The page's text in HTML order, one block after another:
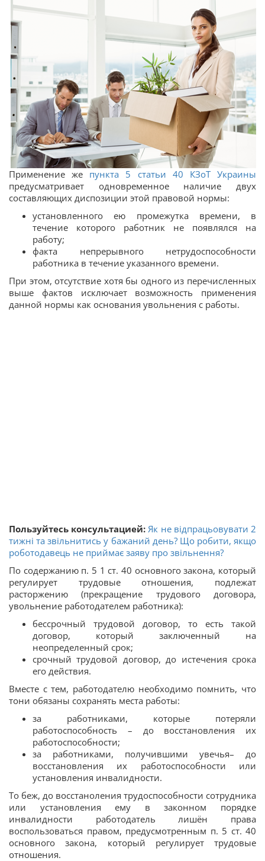
Применение же пункта 5 статьи 40 КЗоТ Украины
предусматривает одновременное наличие двух
составляющих диспозиции этой правовой нормы:
установленного ею промежутка времени, в
течение которого работник не появлялся на
работу;
факта непрерывного нетрудоспособности
работника в течение указанного времени.
При этом, отсутствие хотя бы одного из перечисленных
выше фактов исключает возможность применения
данной нормы как основания увольнения с работы.
Пользуйтесь консультацией: Як не відпрацьовувати 2
тижні та звільнитись у бажаний день? Що робити, якщо
роботодавець не приймає заяву про звільнення?
По содержанию п. 5 1 ст. 40 основного закона, который
регулирует трудовые отношения, подлежат
расторжению (прекращение трудового договора,
увольнение работодателем работника):
бессрочный трудовой договор, то есть такой
договор, который заключенный на
неопределенный срок;
срочный трудовой договор, до истечения срока
его действия.
Вместе с тем, работодателю необходимо помнить, что
тони обязаны сохранять места работы:
за работниками, которые потеряли
работоспособность – до восстановления их
работоспособности;
за работниками, получившими увечья– до
восстановления их работоспособности или
установления инвалидности.
То беж, до восстаноления трудоспособности сотрудника
или установления ему в законном порядке
инвалидности работодатель лишён права
воспользоваться правом, предусмотренным п. 5 ст. 40
основного закона, который регулирует трудовые
отношения.